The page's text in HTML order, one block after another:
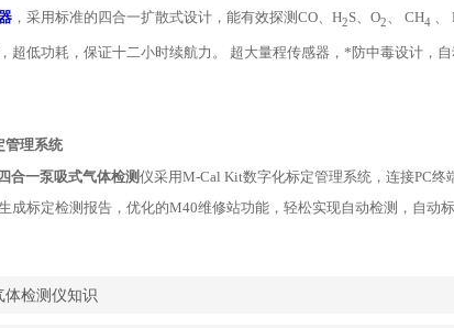
，采用标准的四合一扩散式设计，能有效探测CO、H2S、O2、 CH4 、
超低功耗，保证十二小时续航力。 超大量程传感器，*防中毒设计，
管理系统
合一泵吸式气体检测仪采用M-Cal Kit数字化标定管理系统，连接PC
成标定检测报告，优化的M40维修站功能，轻松实现自动检测，自动
体检测仪知识